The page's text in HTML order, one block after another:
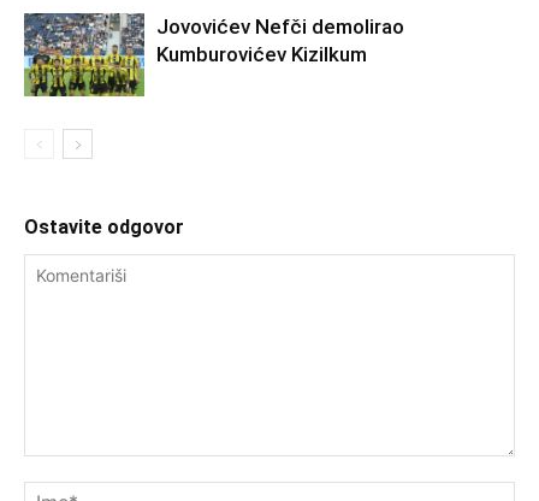
Jovovićev Nefči demolirao
Kumburovićev Kizilkum
Ostavite odgovor